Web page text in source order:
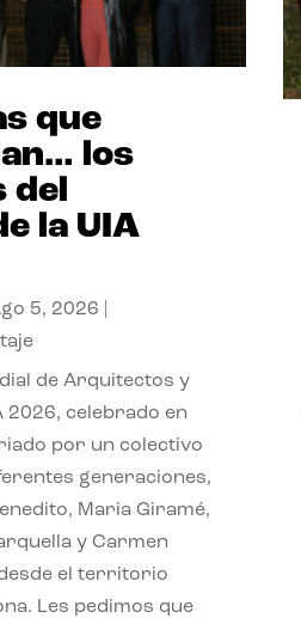
que
los
del
la UIA
5, 2026
de Arquitectos y
2026, celebrado en
por un colectivo
generaciones,
Maria Giramé,
y Carmen
el territorio
Les pedimos que